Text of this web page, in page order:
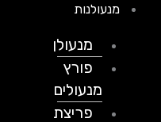
מנעולנות
מנעולן
פורץ
מנעולים
פריצת